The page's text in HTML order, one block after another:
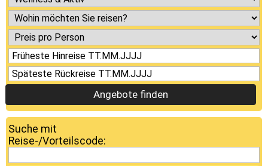
Angebote finden
Suche mit
Reise-/Vorteilscode: